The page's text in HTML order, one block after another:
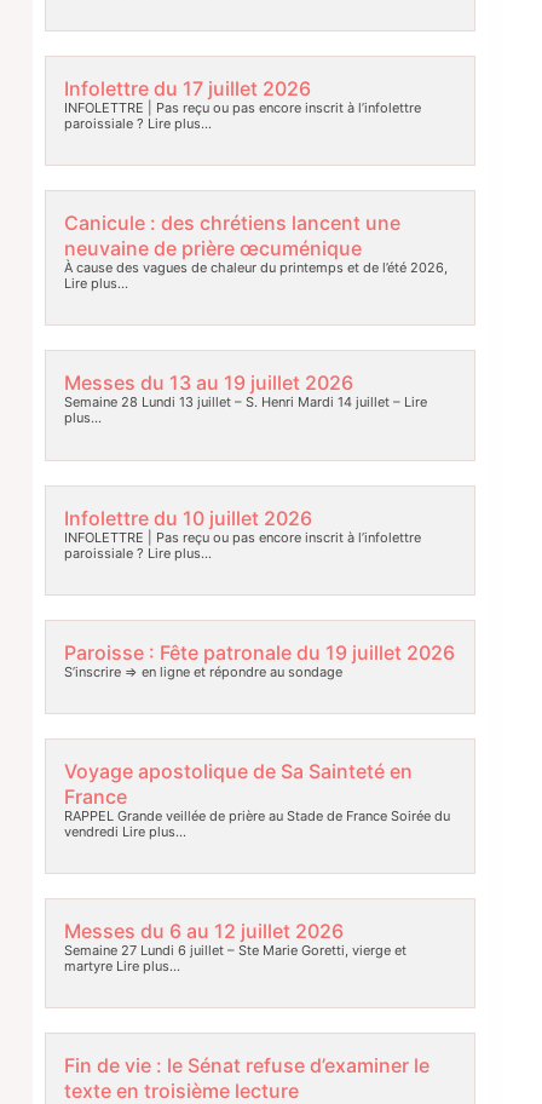
Infolettre du 17 juillet 2026
INFOLETTRE | Pas reçu ou pas encore inscrit à l’infolettre
paroissiale ? Lire plus…
Canicule : des chrétiens lancent une
neuvaine de prière œcuménique
À cause des vagues de chaleur du printemps et de l’été 2026,
Lire plus…
Messes du 13 au 19 juillet 2026
Semaine 28 Lundi 13 juillet – S. Henri Mardi 14 juillet –Lire
plus…
Infolettre du 10 juillet 2026
INFOLETTRE | Pas reçu ou pas encore inscrit à l’infolettre
paroissiale ? Lire plus…
Paroisse : Fête patronale du 19 juillet 2026
S’inscrire => en ligne et répondre au sondage
Voyage apostolique de Sa Sainteté en
France
RAPPEL Grande veillée de prière au Stade de France Soirée du
vendredi Lire plus…
Messes du 6 au 12 juillet 2026
Semaine 27 Lundi 6 juillet – Ste Marie Goretti, vierge et
martyreLire plus…
Fin de vie : le Sénat refuse d’examiner le
texte en troisième lecture